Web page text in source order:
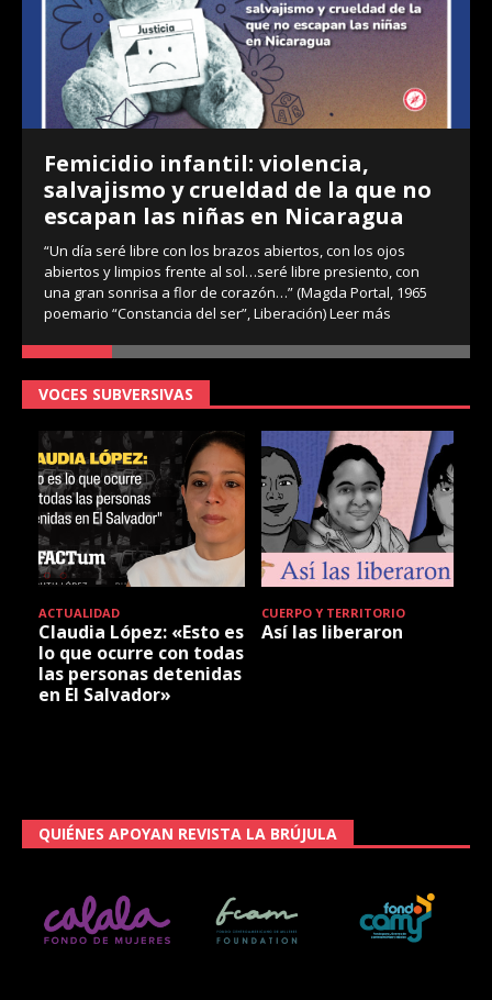
Femicidio infantil: violencia,
salvajismo y crueldad de la que no
escapan las niñas en Nicaragua
“Un día seré libre con los brazos abiertos, con los ojos
abiertos y limpios frente al sol…seré libre presiento, con
una gran sonrisa a flor de corazón…” (Magda Portal, 1965
poemario “Constancia del ser”, Liberación)Leer más
VOCES SUBVERSIVAS
ACTUALIDAD
Claudia López: «Esto es
lo que ocurre con todas
las personas detenidas
en El Salvador»
CUERPO Y TERRITORIO
Así las liberaron
QUIÉNES APOYAN REVISTA LA BRÚJULA